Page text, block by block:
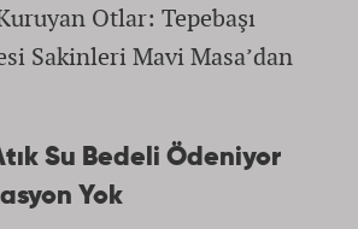
Otlar: Tepebaşı
Sakinleri Mavi Masa’dan
Su Bedeli Ödeniyor
Yok